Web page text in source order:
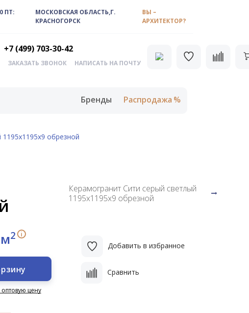
ПТ:
МОСКОВСКАЯ ОБЛАСТЬ,Г.
КРАСНОГОРСК
ВЫ –
АРХИТЕКТОР?
+7 (499) 703-30-42
ЗАКАЗАТЬ ЗВОНОК НАПИСАТЬ НА ПОЧТУ
Бренды Распродажа
обрезной
Керамогранит Сити серый светлый
1195х1195х9 обрезной
м2 i
цену
Добавить в избранное
Сравнить